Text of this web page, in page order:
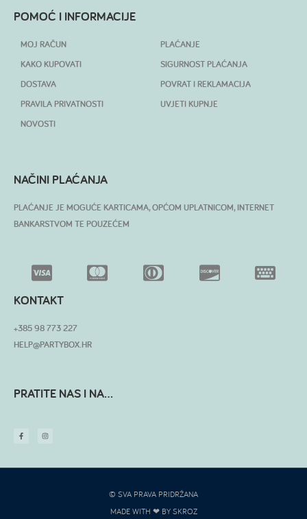
POMOĆ I INFORMACIJE
MOJ RAČUN
KAKO KUPOVATI
DOSTAVA
PRAVILA PRIVATNOSTI
NOVOSTI
PLAĆANJE
SIGURNOST PLAĆANJA
POVRAT I REKLAMACIJA
UVJETI KUPNJE
NAČINI PLAĆANJA
PLAĆANJE JE MOGUĆE KARTICAMA, OPĆOM UPLATNICOM, INTERNET
BANKARSTVOM TE POUZEĆEM
KONTAKT
+385 98 773 227
HELP@PARTYBOX.HR
PRATITE NAS I NA...
© SVA PRAVA PRIDRŽANA
MADE WITH ❤ BY SKROZ